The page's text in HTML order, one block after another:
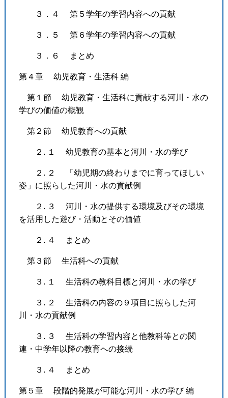
３．４ 第５学年の学習内容への貢献
３．５ 第６学年の学習内容への貢献
３．６ まとめ
第４章 幼児教育・生活科 編
第１節 幼児教育・生活科に貢献する河川・水の
学びの価値の概観
第２節 幼児教育への貢献
２. １ 幼児教育の基本と河川・水の学び
２. ２ 「幼児期の終わりまでに育ってほしい
姿」に照らした河川・水の貢献例
２. ３ 河川・水の提供する環境及びその環境
を活用した遊び・活動とその価値
２. ４ まとめ
第３節 生活科への貢献
３. １ 生活科の教科目標と河川・水の学び
３. ２ 生活科の内容の９項目に照らした河
川・水の貢献例
３. ３ 生活科の学習内容と他教科等との関
連・中学年以降の教育への接続
３. ４ まとめ
第５章 段階的発展が可能な河川・水の学び 編